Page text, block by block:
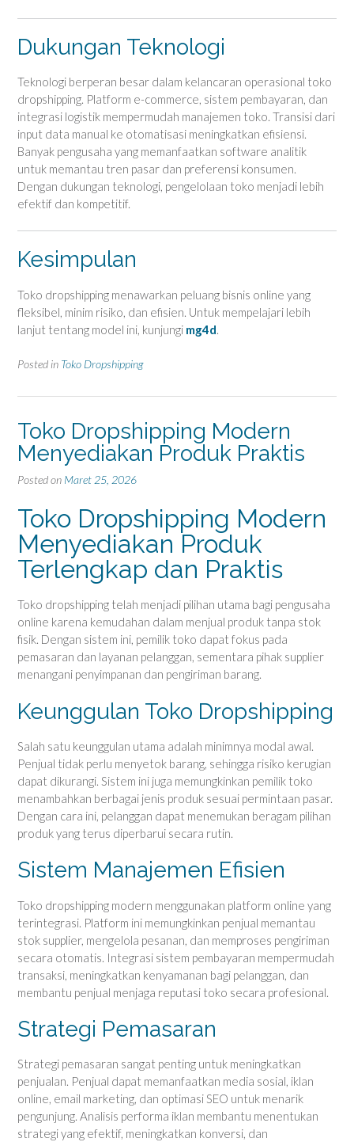
Dukungan Teknologi
Teknologi berperan besar dalam kelancaran operasional toko
dropshipping. Platform e-commerce, sistem pembayaran, dan
integrasi logistik mempermudah manajemen toko. Transisi dari
input data manual ke otomatisasi meningkatkan efisiensi.
Banyak pengusaha yang memanfaatkan software analitik
untuk memantau tren pasar dan preferensi konsumen.
Dengan dukungan teknologi, pengelolaan toko menjadi lebih
efektif dan kompetitif.
Kesimpulan
Toko dropshipping menawarkan peluang bisnis online yang
fleksibel, minim risiko, dan efisien. Untuk mempelajari lebih
lanjut tentang model ini, kunjungi mg4d.
Posted in Toko Dropshipping
Toko Dropshipping Modern
Menyediakan Produk Praktis
Posted on Maret 25, 2026
Toko Dropshipping Modern
Menyediakan Produk
Terlengkap dan Praktis
Toko dropshipping telah menjadi pilihan utama bagi pengusaha
online karena kemudahan dalam menjual produk tanpa stok
fisik. Dengan sistem ini, pemilik toko dapat fokus pada
pemasaran dan layanan pelanggan, sementara pihak supplier
menangani penyimpanan dan pengiriman barang.
Keunggulan Toko Dropshipping
Salah satu keunggulan utama adalah minimnya modal awal.
Penjual tidak perlu menyetok barang, sehingga risiko kerugian
dapat dikurangi. Sistem ini juga memungkinkan pemilik toko
menambahkan berbagai jenis produk sesuai permintaan pasar.
Dengan cara ini, pelanggan dapat menemukan beragam pilihan
produk yang terus diperbarui secara rutin.
Sistem Manajemen Efisien
Toko dropshipping modern menggunakan platform online yang
terintegrasi. Platform ini memungkinkan penjual memantau
stok supplier, mengelola pesanan, dan memproses pengiriman
secara otomatis. Integrasi sistem pembayaran mempermudah
transaksi, meningkatkan kenyamanan bagi pelanggan, dan
membantu penjual menjaga reputasi toko secara profesional.
Strategi Pemasaran
Strategi pemasaran sangat penting untuk meningkatkan
penjualan. Penjual dapat memanfaatkan media sosial, iklan
online, email marketing, dan optimasi SEO untuk menarik
pengunjung. Analisis performa iklan membantu menentukan
strategi yang efektif, meningkatkan konversi, dan